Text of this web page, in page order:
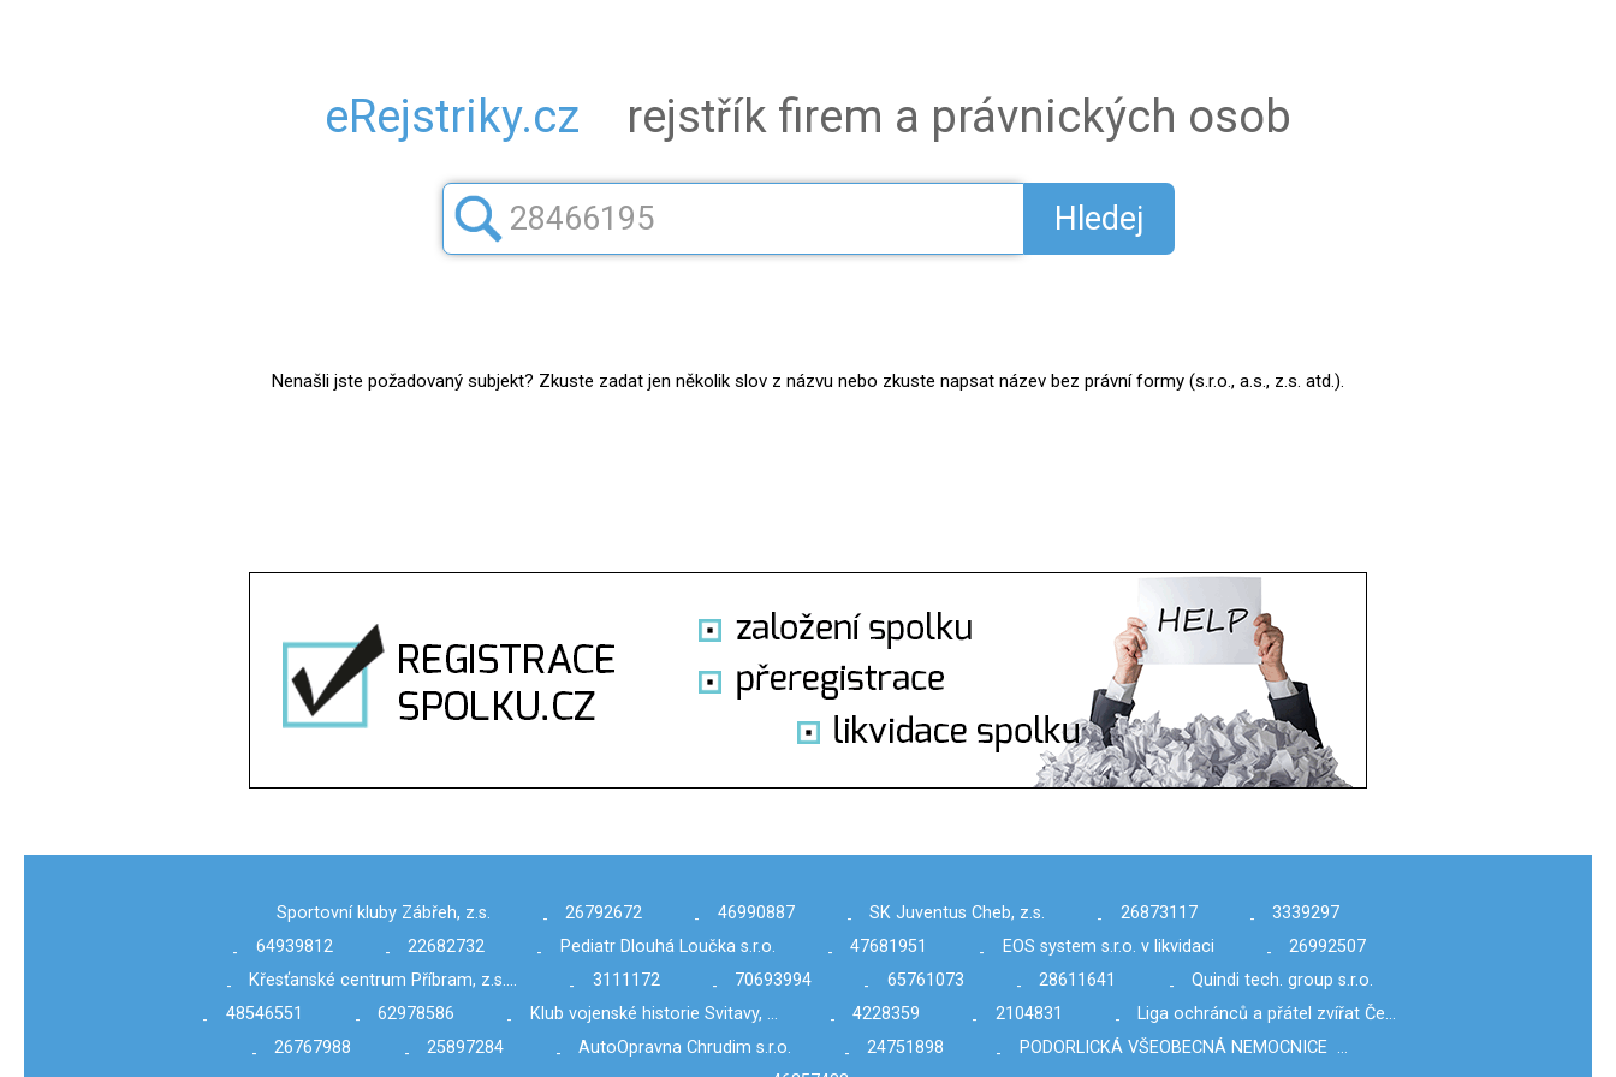
eRejstriky.cz rejstřík firem a právnických osob
Hledej
Nenašli jste požadovaný subjekt? Zkuste zadat jen několik slov z názvu nebo zkuste napsat název bez právní formy (s.r.o., a.s., z.s. atd.).
Sportovní kluby Zábřeh, z.s. - 26792672 - 46990887 - SK Juventus Cheb, z.s. - 26873117 -
3339297
-
64939812 - 22682732 - Pediatr Dlouhá Loučka s.r.o. - 47681951 - EOS system s.r.o. v likvidaci -
26992507
-
Křesťanské centrum Příbram, z.s.… - 3111172 - 70693994 - 65761073 - 28611641 -
Quindi tech. group s.r.o.
-
48546551 - 62978586 - Klub vojenské historie Svitavy, … - 4228359 - 2104831 -
Liga ochránců a přátel zvířat Če…
-
26767988 - 25897284 - AutoOpravna Chrudim s.r.o. - 24751898 -
PODORLICKÁ VŠEOBECNÁ NEMOCNICE …